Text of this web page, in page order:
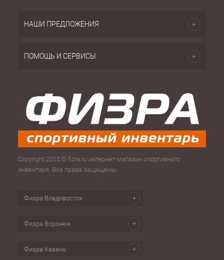
НАШИ ПРЕДЛОЖЕНИЯ
ПОМОЩЬ И СЕРВИСЫ
Copyright 2025 © fizra.ru интернет-магазин спортивного
инвентаря. Все права защищены.
Физра Владивосток
Физра Воронеж
Физра Казань